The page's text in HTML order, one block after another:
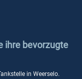
ihre bevorzugte
in Weerselo.